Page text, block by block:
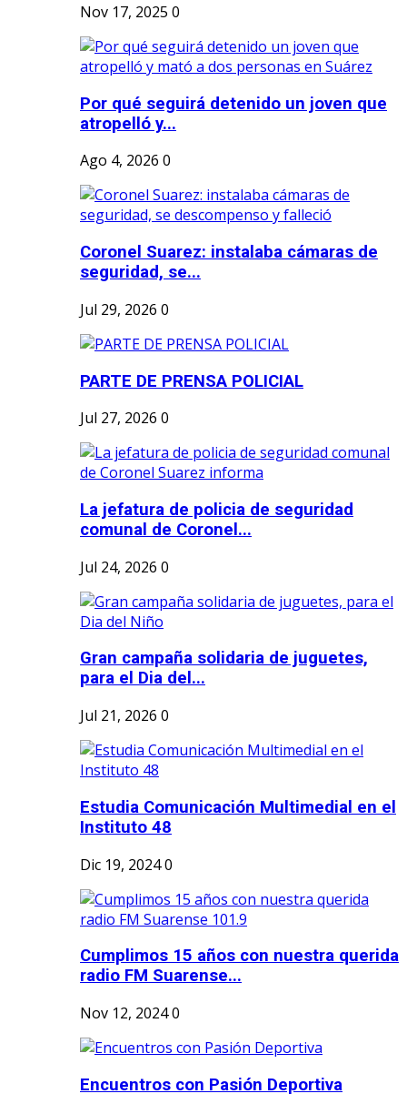
Nov 17, 2025 0
Por qué seguirá detenido un joven que
atropelló y...
Ago 4, 2026 0
Coronel Suarez: instalaba cámaras de
seguridad, se...
Jul 29, 2026 0
PARTE DE PRENSA POLICIAL
Jul 27, 2026 0
La jefatura de policia de seguridad
comunal de Coronel...
Jul 24, 2026 0
Gran campaña solidaria de juguetes,
para el Dia del...
Jul 21, 2026 0
Estudia Comunicación Multimedial en el
Instituto 48
Dic 19, 20240
Cumplimos 15 años con nuestra querida
radio FM Suarense...
Nov 12, 20240
Encuentros con Pasión Deportiva